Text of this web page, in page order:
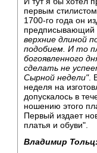
первым
1700-го года он
предписывающий
верхние длиной
подобием. И то
богоявленного
сделать не
Сырной недели".
неделя на
допускалось в
ношению этого
Первый издает
платья и обуви".
Владимир